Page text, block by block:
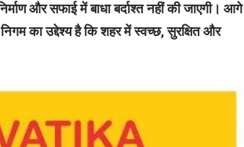
और सफाई में बाधा बर्दाश्त नहीं की जाएगी। आगे
निगम का उद्देश्य है कि शहर में स्वच्छ, सुरक्षित और